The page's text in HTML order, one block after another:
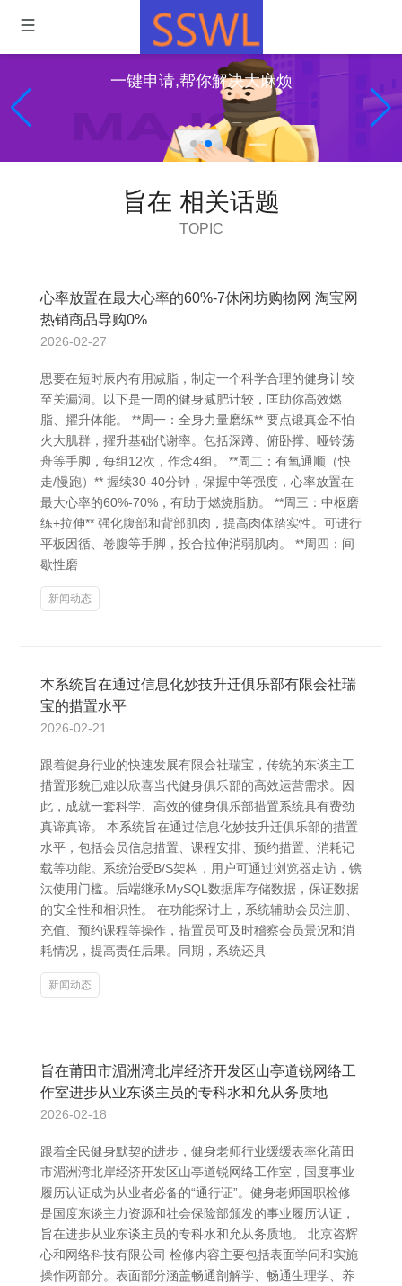
一键申请,帮你解决大麻烦
旨在 相关话题
TOPIC
心率放置在最大心率的60%-7休闲坊购物网 淘宝网
热销商品导购0%
2026-02-27
思要在短时辰内有用减脂，制定一个科学合理的健身计较
至关漏洞。以下是一周的健身减肥计较，匡助你高效燃
脂、擢升体能。 **周一：全身力量磨练** 要点锻真金不怕
火大肌群，擢升基础代谢率。包括深蹲、俯卧撑、哑铃荡
舟等手脚，每组12次，作念4组。 **周二：有氧通顺（快
走/慢跑）** 握续30-40分钟，保握中等强度，心率放置在
最大心率的60%-70%，有助于燃烧脂肪。 **周三：中枢磨
练+拉伸** 强化腹部和背部肌肉，提高肉体踏实性。可进行
平板因循、卷腹等手脚，投合拉伸消弱肌肉。 **周四：间
歇性磨
新闻动态
本系统旨在通过信息化妙技升迁俱乐部有限会社瑞
宝的措置水平
2026-02-21
跟着健身行业的快速发展有限会社瑞宝，传统的东谈主工
措置形貌已难以欣喜当代健身俱乐部的高效运营需求。因
此，成就一套科学、高效的健身俱乐部措置系统具有费劲
真谛真谛。 本系统旨在通过信息化妙技升迁俱乐部的措置
水平，包括会员信息措置、课程安排、预约措置、消耗记
载等功能。系统治受B/S架构，用户可通过浏览器走访，镌
汰使用门槛。后端继承MySQL数据库存储数据，保证数据
的安全性和相识性。 在功能探讨上，系统辅助会员注册、
充值、预约课程等操作，措置员可及时稽察会员景况和消
耗情况，提高责任后果。同期，系统还具
新闻动态
旨在莆田市湄洲湾北岸经济开发区山亭道锐网络工
作室进步从业东谈主员的专科水和允从务质地
2026-02-18
跟着全民健身默契的进步，健身老师行业缓缓表率化莆田
市湄洲湾北岸经济开发区山亭道锐网络工作室，国度事业
履历认证成为从业者必备的“通行证”。健身老师国职检修
是国度东谈主力资源和社会保险部颁发的事业履历认证，
旨在进步从业东谈主员的专科水和允从务质地。 北京咨辉
心和网络科技有限公司 检修内容主要包括表面学问和实施
操作两部分。表面部分涵盖畅通剖解学、畅通生理学、养